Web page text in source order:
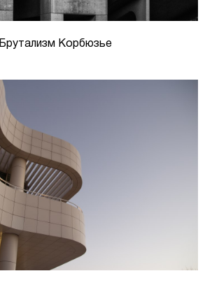
Брутализм Корбюзье